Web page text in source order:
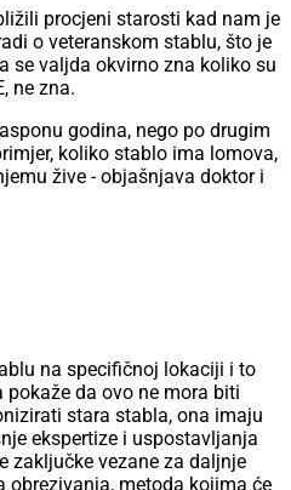
procjeni starosti kad nam je
o veteranskom stablu, što je
se valjda okvirno zna koliko su
ne zna.
godina, nego po drugim
koliko stablo ima lomova,
žive - objašnjava doktor i
na specifičnoj lokaciji i to
da ovo ne mora biti
stara stabla, ona imaju
ekspertize i uspostavljanja
zaključke vezane za daljnje
obrezivanja, metoda kojima će